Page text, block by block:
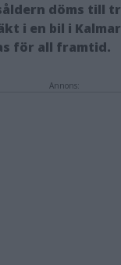
döms till
i en bil i
för all framtid.
Annons: